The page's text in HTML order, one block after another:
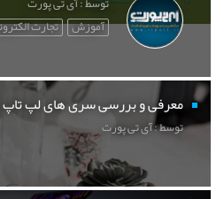
آموزش تجارت
معرفی و بررسی سری های لپ
توسط : آی تی پورت